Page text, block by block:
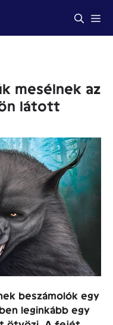
mesélnek az
látott
beszámolók egy
leginkább egy